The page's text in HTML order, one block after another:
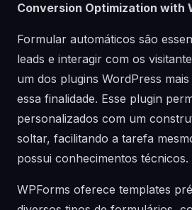
Conversion Optimization with
Formular automáticos são
leads e interagir com os
um dos plugins WordPress
essa finalidade. Esse plugin
personalizados com um
soltar, facilitando a tarefa
possui conhecimentos técnicos.
WPForms oferece templates